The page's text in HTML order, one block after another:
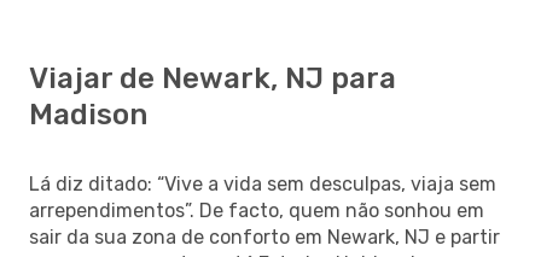
Viajar de Newark, NJ para
Madison
Lá diz ditado: “Vive a vida sem desculpas, viaja sem
arrependimentos”. De facto, quem não sonhou em
sair da sua zona de conforto em Newark, NJ e partir